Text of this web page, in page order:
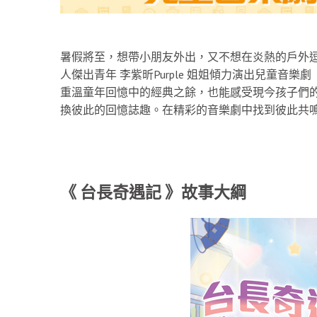
暑假將至，想帶小朋友外出，又不想在炎熱的戶
人傑出青年 李紫昕Purple 姐姐傾力演出兒童音樂
重溫童年回憶中的經典之餘，也能感受現今孩子
換彼此的回憶誌趣。在精彩的音樂劇中找到彼此共
《 台長奇遇記 》故事大綱